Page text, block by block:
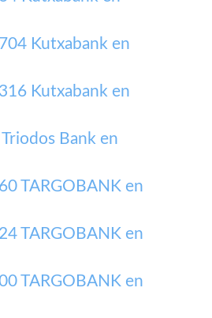
Kutxabank en
Kutxabank en
Bank en
TARGOBANK en
TARGOBANK en
TARGOBANK en